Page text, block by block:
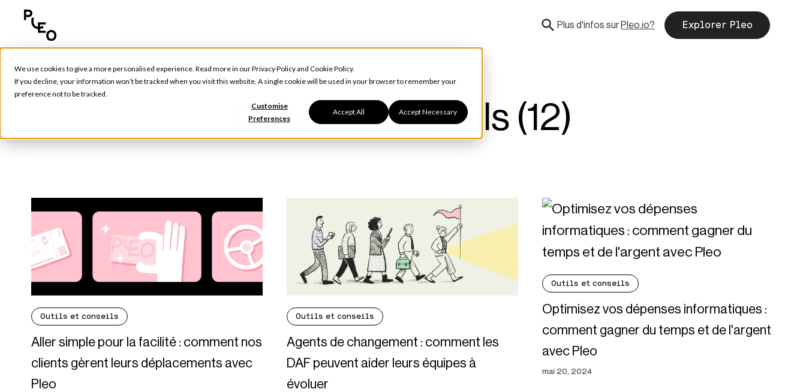
We use cookies to give a more personalised experience. Read more in ourPrivacy Policyand Cookie Policy.
If you decline, your information won’t be tracked when you visit this website. A single cookie will be used in your browser to remember your
preference not to be tracked.
Customise
Preferences
Accept All Accept Necessary
Plus d'infos surPleo.io? Explorer Pleo
Outils et conseils (12)
Outils et conseils
Aller simple pour la facilité : comment nos
clients gèrent leurs déplacements avec
Pleo
Outils et conseils
Agents de changement : comment les
DAF peuvent aider leurs équipes à
évoluer
Outils et conseils
Optimisez vos dépenses informatiques :
comment gagner du temps et de l'argent
avec Pleo
mai 20, 2024